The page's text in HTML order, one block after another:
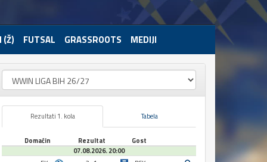
(Ž) FUTSAL GRASSROOTS MEDIJI
Rezultati 1. kola Tabela
Domaćin Rezultat
Gost
07.08.2026. 20:00